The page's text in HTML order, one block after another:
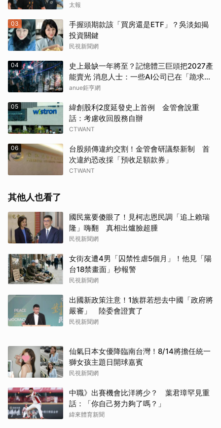
約談
太報
03
手握頭期款該「買房還是ETF」？吳淡如揭
投資關鍵
民視新聞網
04
史上最缺一年將至？記憶體三巨頭把2027產
能賣光 消息人士：一些AI公司已在「跪求晶
片」
anue鉅亨網
05
緯創股利2度延發史上首例 金管會說重
話：考慮收回股務自辦
CTWANT
06
台股頻傳違約交割！金管會研議祭新制 首
次違約恐改採「預收足額款券」
CTWANT
其他人也看了
國民黨要傻眼了！見柯志恩民調「追上賴瑞
隆」嗨翻 真相出爐臉超腫
民視新聞網
女街友遭4男「囚禁性虐5個月」！他見「陽
台18禁畫面」秒報警
民視新聞網
出國新政策注意！1族群若想去中國「政府將
嚴審」 陸委會證實了
民視新聞網
仙氣日本女優降臨南台灣！8/14將擔任統一
獅女孩主題日開球嘉賓
民視新聞網
中職》出賽機會比洋將少？ 葉君璋罕見重
話：「你自己努力夠了嗎？」
緯來體育新聞